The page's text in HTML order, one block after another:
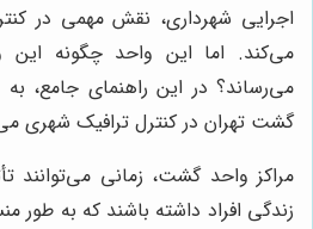
اجرایی شهرداری، نقش مهمی در
می‌کند. اما این واحد چگونه این
می‌رساند؟ در این راهنمای جامع،
گشت تهران در کنترل ترافیک شهری
مراکز واحد گشت، زمانی می‌توانند
زندگی افراد داشته باشند که به طور